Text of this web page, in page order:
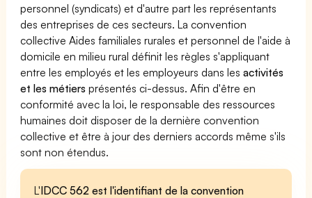
personnel (syndicats) et d'autre part les représentants
des entreprises de ces secteurs. La convention
collective Aides familiales rurales et personnel de l'aide à
domicile en milieu rural définit les règles s'appliquant
entre les employés et les employeurs dans lesactivités
et les métiers présentés ci-dessus. Afin d'être en
conformité avec la loi, le responsable des ressources
humaines doit disposer de la dernière convention
collective et être à jour des derniers accords même s'ils
sont non étendus.
L'IDCC 562 est l'identifiant de la convention